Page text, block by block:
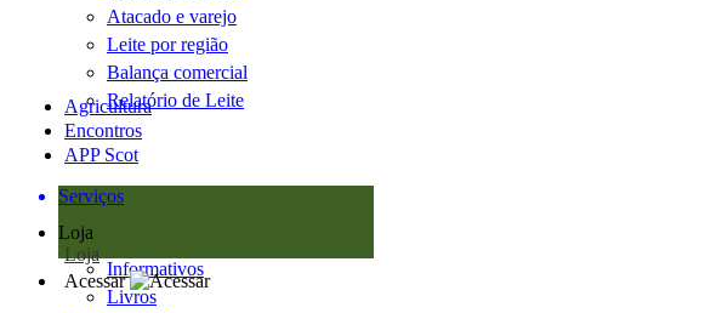
Atacado e varejo
Leite por região
Balança comercial
Relatório de Leite
Agricultura
Encontros
APP Scot
Serviços
Loja
Loja
Informativos
Livros
Acessar